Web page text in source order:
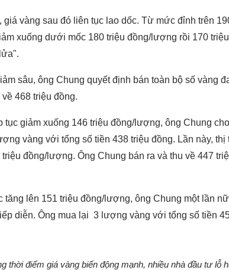
giá vàng sau đó liên tục lao dốc. Từ mức đỉnh trên
xuống dưới mốc 180 triệu đồng/lượng rồi 170
sâu, ông Chung quyết định bán toàn bộ số vàng
468 triệu đồng.
tục giảm xuống 146 triệu đồng/lượng, ông Chung
vàng với tổng số tiền 438 triệu đồng. Lần này,
đồng/lượng. Ông Chung bán ra và thu về 447
tăng lên 151 triệu đồng/lượng, ông Chung một lần
diễn. Ông mua lại 3 lượng vàng với tổng số tiền
thời điểm giá vàng biến động mạnh, nhiều nhà đầu tư lỗ